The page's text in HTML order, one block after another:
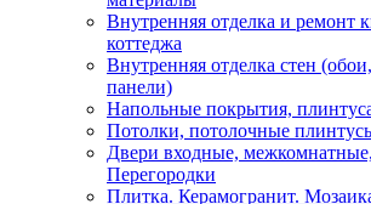
Внутренняя отделка и ремонт
коттеджа
Внутренняя отделка стен
панели)
Напольные покрытия,
Потолки, потолочные
Двери входные,
Перегородки
Плитка. Керамогранит.